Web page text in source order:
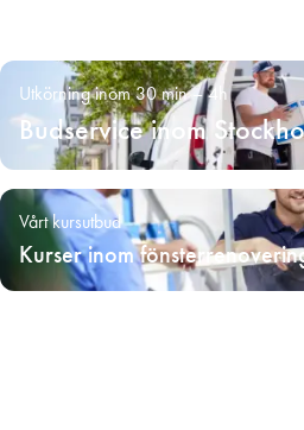
Utkörning inom 30 min – 4h
Budservice inom
Vårt kursutbud
Kurser inom